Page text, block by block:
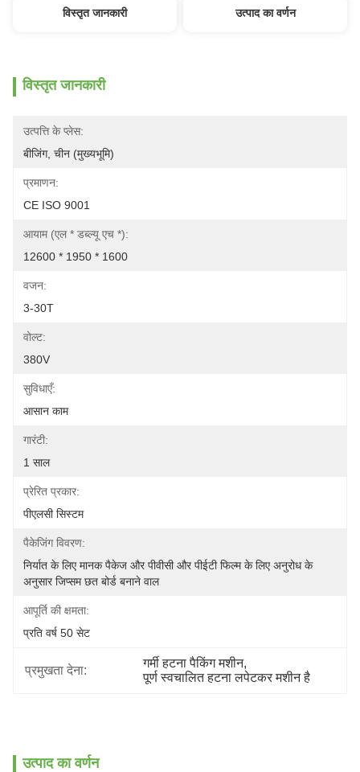
विस्तृत जानकारी उत्पाद का वर्णन
विस्तृत जानकारी
उत्पत्ति के प्लेस:
बीजिंग, चीन (मुख्यभूमि)
प्रमाणन:
CE ISO 9001
आयाम (एल * डब्ल्यू एच *):
12600 * 1950 * 1600
वजन:
3-30T
वोल्ट:
380V
सुविधाएँ:
आसान काम
गारंटी:
1 साल
प्रेरित प्रकार:
पीएलसी सिस्टम
पैकेजिंग विवरण:
निर्यात के लिए मानक पैकेज और पीवीसी और पीईटी फिल्म के लिए अनुरोध के
अनुसार जिप्सम छत बोर्ड बनाने वाल
आपूर्ति की क्षमता:
प्रति वर्ष 50 सेट
प्रमुखता देना:
गर्मी हटना पैकिंग मशीन,
पूर्ण स्वचालित हटना लपेटकर मशीन है
उत्पाद का वर्णन